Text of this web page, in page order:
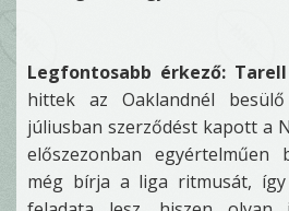
Legfontosabb érkező:
hittek az Oaklandnél
júliusban szerződést kapott a
előszezonban egyértelműen
még bírja a liga ritmusát,